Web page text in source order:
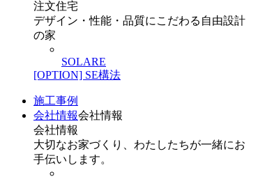
注文住宅
デザイン・性能・品質にこだわる自由設計
の家
SOLARE
[OPTION] SE構法
施工事例
会社情報会社情報
会社情報
大切なお家づくり、わたしたちが一緒にお
手伝いします。